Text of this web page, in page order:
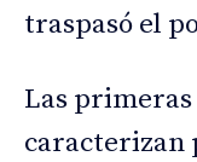
traspasó el
Las
caracterizan